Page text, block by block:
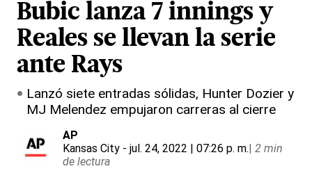
Bubic lanza 7 innings y
Reales se llevan la serie
ante Rays
Lanzó siete entradas sólidas, Hunter Dozier y
MJ Melendez empujaron carreras al cierre
AP
Kansas City - jul. 24, 2022 | 07:26 p. m.| 2 min
de lectura